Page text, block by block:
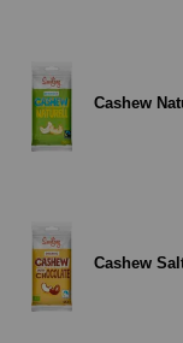
Cashew
Cashew